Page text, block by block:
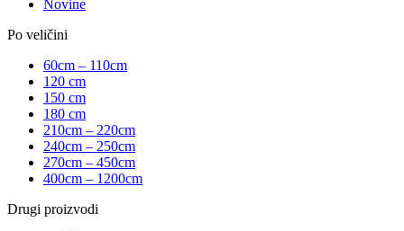
Novine
Po veličini
60cm – 110cm
120 cm
150 cm
180 cm
210cm – 220cm
240cm – 250cm
270cm – 450cm
400cm – 1200cm
Drugi proizvodi